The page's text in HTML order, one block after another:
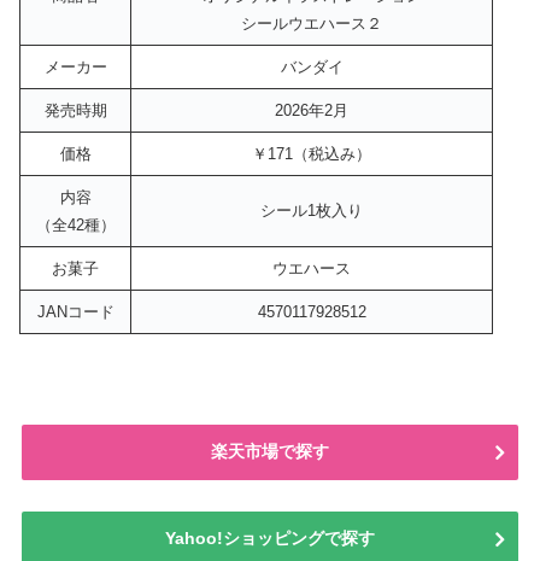
シールウエハース２
メーカー バンダイ
発売時期 2026年2月
価格 ￥171（税込み）
内容
（全42種）
シール1枚入り
お菓子 ウエハース
JANコード 4570117928512
楽天市場で探す
Yahoo!ショッピングで探す